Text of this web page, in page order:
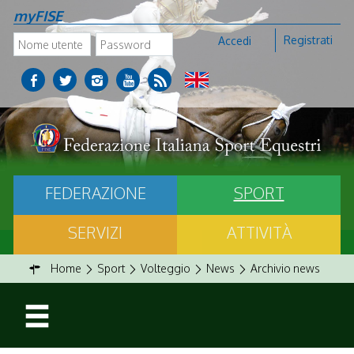
myFISE
Accedi Registrati
FEDERAZIONE
SPORT
SERVIZI
ATTIVITÀ
Home Sport Volteggio News Archivio news